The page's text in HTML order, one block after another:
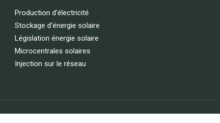
Production d'électricité
Stockage d'énergie solaire
Législation énergie solaire
Microcentrales solaires
Injection sur le réseau